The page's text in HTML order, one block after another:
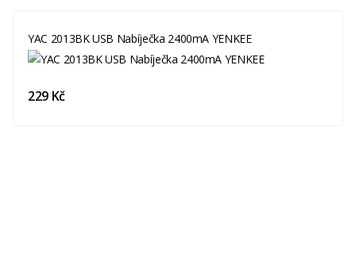
YAC 2013BK USB Nabíječka 2400mA YENKEE
229 Kč